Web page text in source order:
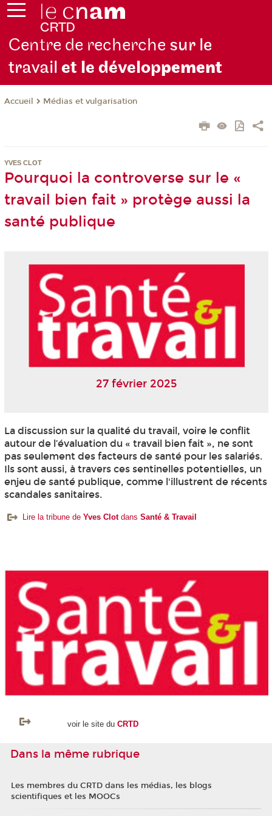
Centre de recherche sur le
travailet le développement
Accueil Médias et vulgarisation
YVES CLOT
Pourquoi la controverse sur le «
travail bien fait » protège aussi la
santé publique
27 février 2025
La discussion sur la qualité du travail, voire le conflit
autour de l’évaluation du « travail bien fait », ne sont
pas seulement des facteurs de santé pour les salariés.
Ils sont aussi, à travers ces sentinelles potentielles, un
enjeu de santé publique, comme l'illustrent de récents
scandales sanitaires.
Lire la tribune de Yves Clotdans Santé & Travail
voir le site du CRTD
Dans la même rubrique
Les membres du CRTD dans les médias, les blogs
scientifiques et les MOOCs